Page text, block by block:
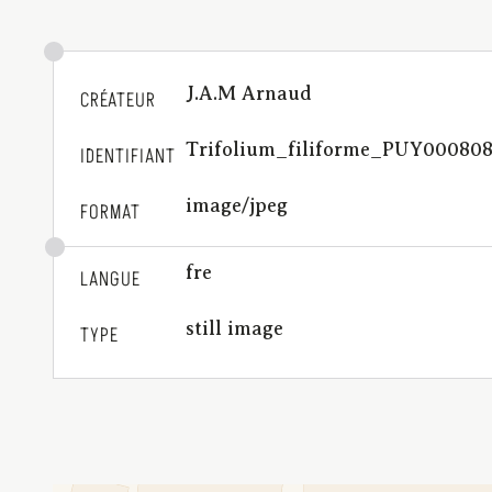
CRÉATEUR J.A.M Arnaud
IDENTIFIANT Trifolium_filiforme_PUY000808
FORMAT image/jpeg
LANGUE fre
TYPE still image